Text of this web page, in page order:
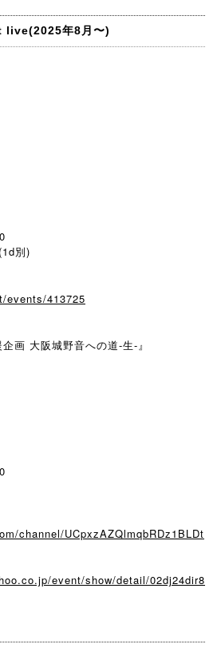
live(2025年8月〜)
別)
413725
画 大阪城野音への道-生-』
channel/UCpxzAZQlmqbRDz1BLDt
event/show/detail/02dj24dir8